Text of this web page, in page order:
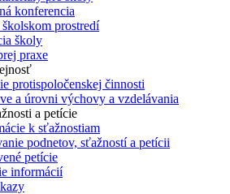
konferencia
prostredí
školy
praxe
protispoločenskej činnosti
a úrovni výchovy a vzdelávania
a petície
k sťažnostiam
podnetov, sťažností a petícii
petície
informácií